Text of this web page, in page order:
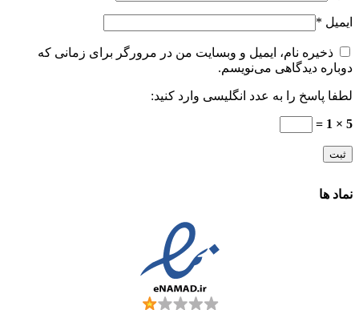
ایمیل *
ذخیره نام، ایمیل و وبسایت من در مرورگر برای زمانی که
دوباره دیدگاهی می‌نویسم.
لطفا پاسخ را به عدد انگلیسی وارد کنید:
5 × 1 =
نماد ها